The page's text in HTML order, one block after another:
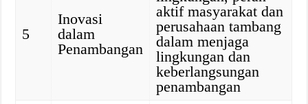
5
Inovasi
dalam
Penambangan
aktif masyarakat dan
perusahaan tambang
dalam menjaga
lingkungan dan
keberlangsungan
penambangan